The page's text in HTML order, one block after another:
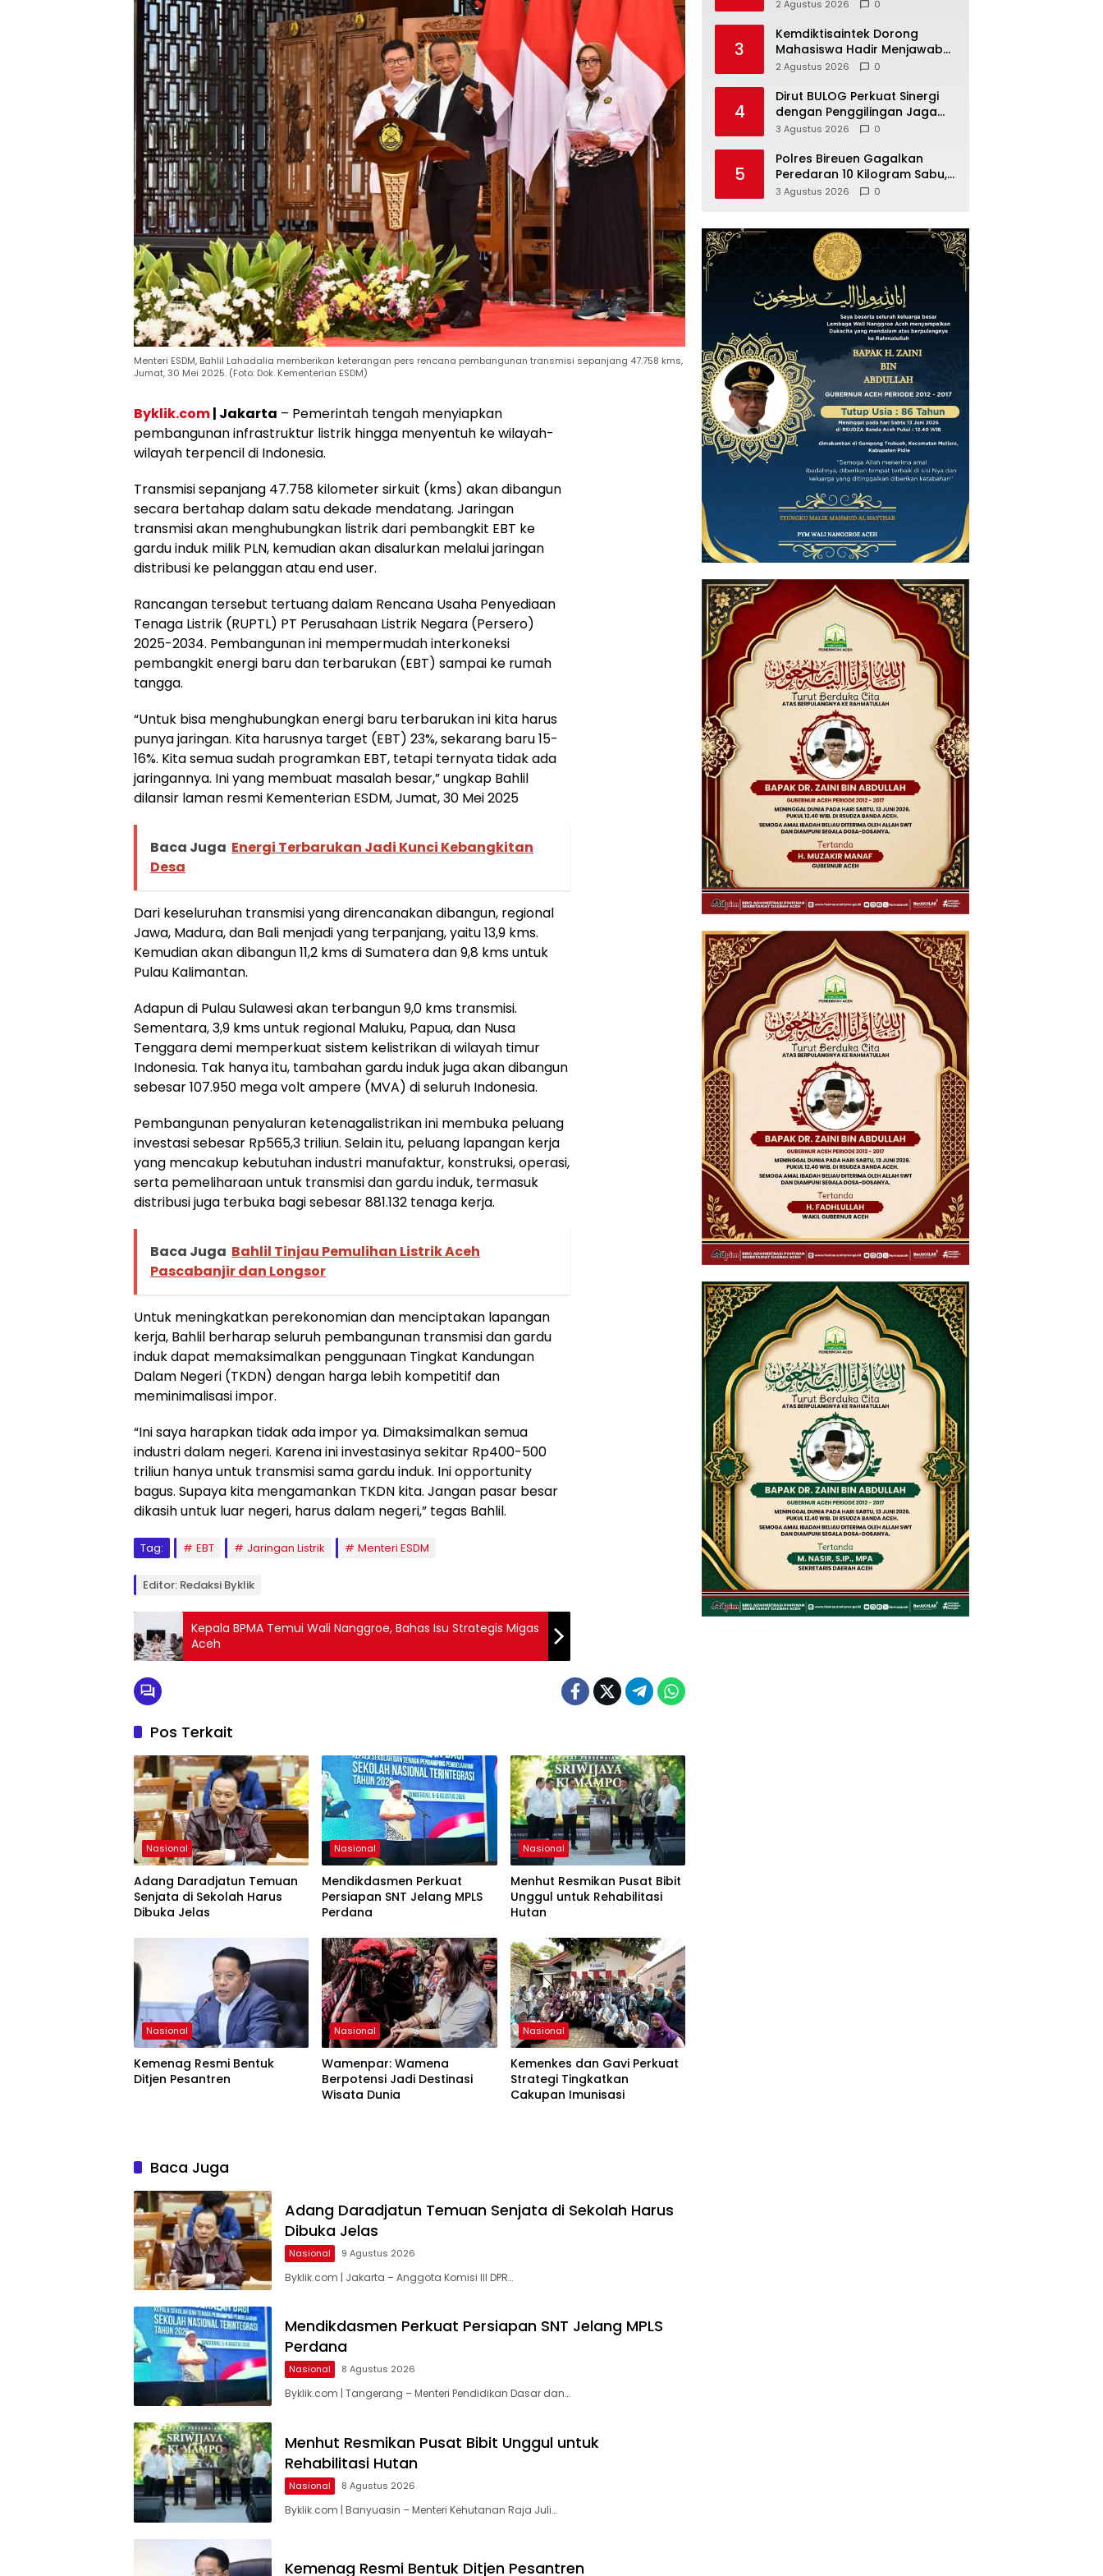
Menteri ESDM, Bahlil Lahadalia memberikan keterangan pers rencana pembangunan transmisi sepanjang 47.758 kms,
Jumat, 30 Mei 2025. (Foto: Dok. Kementerian ESDM)
Byklik.com| Jakarta – Pemerintah tengah menyiapkan
pembangunan infrastruktur listrik hingga menyentuh ke wilayah-
wilayah terpencil di Indonesia.
Transmisi sepanjang 47.758 kilometer sirkuit (kms) akan dibangun
secara bertahap dalam satu dekade mendatang. Jaringan
transmisi akan menghubungkan listrik dari pembangkit EBT ke
gardu induk milik PLN, kemudian akan disalurkan melalui jaringan
distribusi ke pelanggan atau end user.
Rancangan tersebut tertuang dalam Rencana Usaha Penyediaan
Tenaga Listrik (RUPTL) PT Perusahaan Listrik Negara (Persero)
2025-2034. Pembangunan ini mempermudah interkoneksi
pembangkit energi baru dan terbarukan (EBT) sampai ke rumah
tangga.
“Untuk bisa menghubungkan energi baru terbarukan ini kita harus
punya jaringan. Kita harusnya target (EBT) 23%, sekarang baru 15-
16%. Kita semua sudah programkan EBT, tetapi ternyata tidak ada
jaringannya. Ini yang membuat masalah besar,” ungkap Bahlil
dilansir laman resmi Kementerian ESDM, Jumat, 30 Mei 2025
Baca Juga Energi Terbarukan Jadi Kunci Kebangkitan
Desa
Dari keseluruhan transmisi yang direncanakan dibangun, regional
Jawa, Madura, dan Bali menjadi yang terpanjang, yaitu 13,9 kms.
Kemudian akan dibangun 11,2 kms di Sumatera dan 9,8 kms untuk
Pulau Kalimantan.
Adapun di Pulau Sulawesi akan terbangun 9,0 kms transmisi.
Sementara, 3,9 kms untuk regional Maluku, Papua, dan Nusa
Tenggara demi memperkuat sistem kelistrikan di wilayah timur
Indonesia. Tak hanya itu, tambahan gardu induk juga akan dibangun
sebesar 107.950 mega volt ampere (MVA) di seluruh Indonesia.
Pembangunan penyaluran ketenagalistrikan ini membuka peluang
investasi sebesar Rp565,3 triliun. Selain itu, peluang lapangan kerja
yang mencakup kebutuhan industri manufaktur, konstruksi, operasi,
serta pemeliharaan untuk transmisi dan gardu induk, termasuk
distribusi juga terbuka bagi sebesar 881.132 tenaga kerja.
Baca Juga Bahlil Tinjau Pemulihan Listrik Aceh
Pascabanjir dan Longsor
Untuk meningkatkan perekonomian dan menciptakan lapangan
kerja, Bahlil berharap seluruh pembangunan transmisi dan gardu
induk dapat memaksimalkan penggunaan Tingkat Kandungan
Dalam Negeri (TKDN) dengan harga lebih kompetitif dan
meminimalisasi impor.
“Ini saya harapkan tidak ada impor ya. Dimaksimalkan semua
industri dalam negeri. Karena ini investasinya sekitar Rp400-500
triliun hanya untuk transmisi sama gardu induk. Ini opportunity
bagus. Supaya kita mengamankan TKDN kita. Jangan pasar besar
dikasih untuk luar negeri, harus dalam negeri,” tegas Bahlil.
Tag: EBT Jaringan Listrik Menteri ESDM
Editor: Redaksi Byklik
Kepala BPMA Temui Wali Nanggroe, Bahas Isu Strategis Migas
Aceh
Pos Terkait
Nasional
Adang Daradjatun Temuan
Senjata di Sekolah Harus
Dibuka Jelas
Nasional
Mendikdasmen Perkuat
Persiapan SNT Jelang MPLS
Perdana
Nasional
Menhut Resmikan Pusat Bibit
Unggul untuk Rehabilitasi
Hutan
Nasional
Kemenag Resmi Bentuk
Ditjen Pesantren
Nasional
Wamenpar: Wamena
Berpotensi Jadi Destinasi
Wisata Dunia
Nasional
Kemenkes dan Gavi Perkuat
Strategi Tingkatkan
Cakupan Imunisasi
Baca Juga
Adang Daradjatun Temuan Senjata di Sekolah Harus
Dibuka Jelas
Nasional 9 Agustus 2026
Byklik.com | Jakarta – Anggota Komisi III DPR…
Mendikdasmen Perkuat Persiapan SNT Jelang MPLS
Perdana
Nasional 8 Agustus 2026
Byklik.com | Tangerang – Menteri Pendidikan Dasar dan…
Menhut Resmikan Pusat Bibit Unggul untuk
Rehabilitasi Hutan
Nasional 8 Agustus 2026
Byklik.com | Banyuasin – Menteri Kehutanan Raja Juli…
Kemenag Resmi Bentuk Ditjen Pesantren
2 Agustus 2026 0
3
Kemdiktisaintek Dorong
Mahasiswa Hadir Menjawab
Persoalan Nyata Masyarakat
2 Agustus 2026 0
4
Dirut BULOG Perkuat Sinergi
dengan Penggilingan Jaga
Mutu Beras Nasional
3 Agustus 2026 0
5
Polres Bireuen Gagalkan
Peredaran 10 Kilogram Sabu,
Dua Tersangka Ditahan
3 Agustus 2026 0